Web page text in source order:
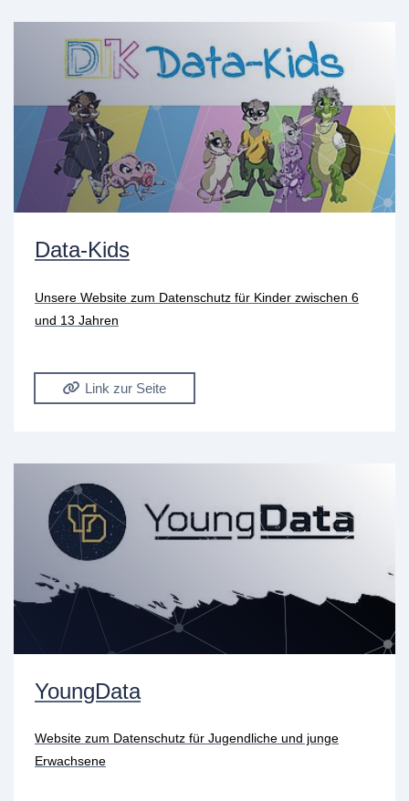
Data-Kids
Unsere Website zum Datenschutz für Kinder zwischen 6
und 13 Jahren
Link zur Seite
YoungData
Website zum Datenschutz für Jugendliche und junge
Erwachsene